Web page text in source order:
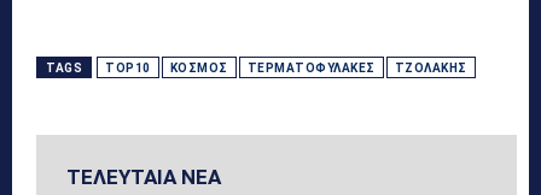
TAGS TOP10 ΚΌΣΜΟΣ ΤΕΡΜΑΤΟΦΎΛΑΚΕΣ ΤΖΟΛΆΚΗΣ
ΤΕΛΕΥΤΑΙΑ ΝΕΑ